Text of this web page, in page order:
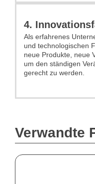
4.
Als erfahrenes
und technologischen
neue Produkte, neue
um den ständigen
gerecht zu werden.
Verwandte